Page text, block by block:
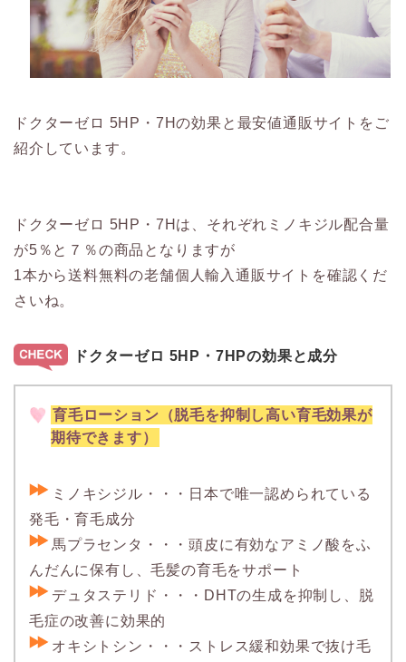
ドクターゼロ 5HP・7Hの効果と最安値通販サイトをご
紹介しています。
ドクターゼロ 5HP・7Hは、それぞれミノキジル配合量
が5％と７％の商品となりますが
1本から送料無料の老舗個人輸入通販サイトを確認くだ
さいね。
ドクターゼロ 5HP・7HPの効果と成分
育毛ローション（脱毛を抑制し高い育毛効果が
期待できます）
ミノキシジル・・・日本で唯一認められている
発毛・育毛成分
馬プラセンタ・・・頭皮に有効なアミノ酸をふ
んだんに保有し、毛髪の育毛をサポート
デュタステリド・・・DHTの生成を抑制し、脱
毛症の改善に効果的
オキシトシン・・・ストレス緩和効果で抜け毛